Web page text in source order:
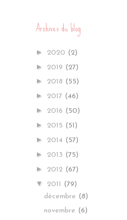
Archives du blog
► 2020 (2)
► 2019 (27)
► 2018 (55)
► 2017 (46)
► 2016 (50)
► 2015 (51)
► 2014 (57)
► 2013 (75)
► 2012 (67)
▼ 2011 (79)
décembre (8)
novembre (6)